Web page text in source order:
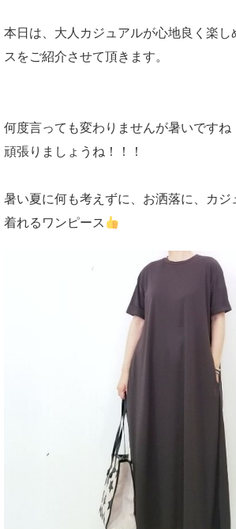
本日は、大人カジュアルが心地良く楽し
スをご紹介させて頂きます。
何度言っても変わりませんが暑いですね
頑張りましょうね！！！
暑い夏に何も考えずに、お洒落に、カジ
着れるワンピース